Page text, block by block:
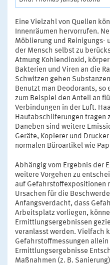
Eine Vielzahl von Quellen
Innenräumen hervorrufen.
Möblierung und Reinigungs-
der Mensch selbst zu
Atmung Kohlendioxid,
Bakterien und Viren an die
Schwitzen gehen
Benutzt man Deodorants,
zum Beispiel den Anteil an
Verbindungen in der Luft.
Hautabschilferungen tragen
Daneben sind weitere
Geräte, Kopierer und
normalen Büroartikel wie
Abhängig vom Ergebnis der
weitere Vorgehen zu
auf Gefahrstoffexpositionen
Ursachen für die
Anfangsverdacht, dass
Arbeitsplatz vorliegen,
Ermittlungsergebnissen
veranlasst werden. Vielfach
Gefahrstoffmessungen
Ermittlungsergebnisse
Maßnahmen (z. B.